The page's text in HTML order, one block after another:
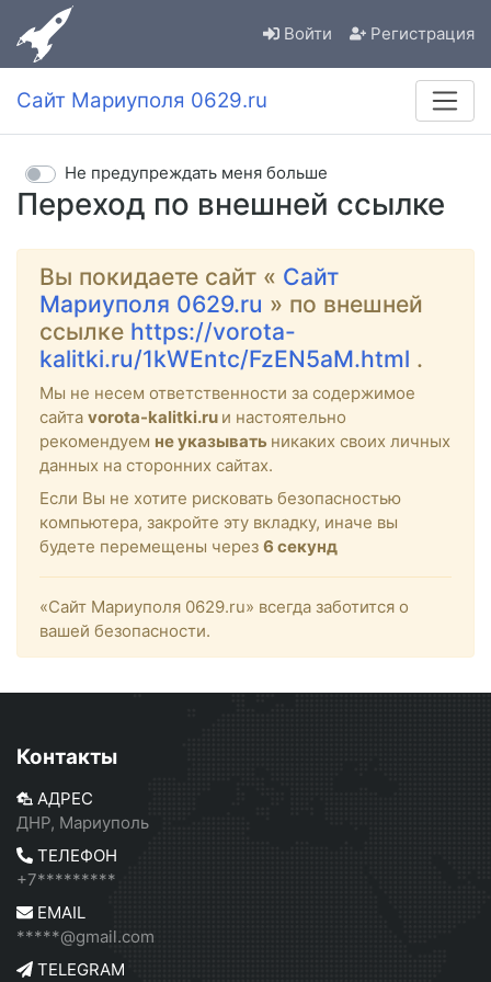
Войти Регистрация
Сайт Мариуполя 0629.ru
Переход по внешней ссылке
Не предупреждать меня больше
Вы покидаете сайт « Сайт
Мариуполя 0629.ru » по внешней
ссылке https://vorota-
kalitki.ru/1kWEntc/FzEN5aM.html .
Мы не несем ответственности за содержимое
сайта vorota-kalitki.ru и настоятельно
рекомендуем не указывать никаких своих личных
данных на сторонних сайтах.
Если Вы не хотите рисковать безопасностью
компьютера, закройте эту вкладку, иначе вы
будете перемещены через 6 секунд
«Сайт Мариуполя 0629.ru» всегда заботится о
вашей безопасности.
Контакты
АДРЕС
ДНР, Мариуполь
ТЕЛЕФОН
+7*********
EMAIL
*****@gmail.com
TELEGRAM